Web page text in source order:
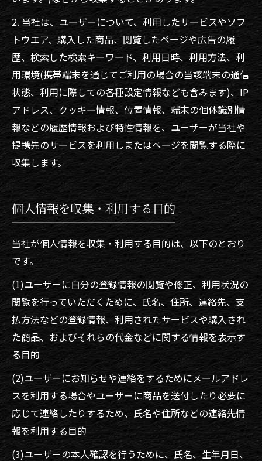
2. 当社は、ユーザーについて、利用したサービスやソフ
トウエア、購入した商品、閲覧したページや広告の履
歴、検索した検索キーワード、利用日時、利用方法、利
用環境(携帯端末を通じてご利用の場合の当該端末の通信
状態、利用に際しての各種設定情報なども含みます)、IP
アドレス、クッキー情報、位置情報、端末の個体識別情
報などの履歴情報および特性情報を、ユーザーが当社や
提携先のサービスを利用しまたはページを閲覧する際に
収集します。
個人情報を収集・利用する目的
当社が個人情報を収集・利用する目的は、以下のとおり
です。
(1)ユーザーに自分の登録情報の閲覧や修正、利用状況の
閲覧を行っていただくために、氏名、住所、連絡先、支
払方法などの登録情報、利用されたサービスや購入され
た商品、およびそれらの代金などに関する情報を表示す
る目的
(2)ユーザーにお知らせや連絡をするためにメールアドレ
スを利用する場合やユーザーに商品を送付したり必要に
応じて連絡したりするため、氏名や住所などの連絡先情
報を利用する目的
(3)ユーザーの本人確認を行うために、氏名、生年月日、